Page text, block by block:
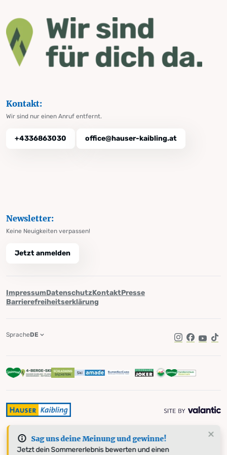
Sag uns deine Meinung und gewinne!
Jetzt dein Sommererlebnis bewerten und einen
Kontakt:
Wir sind nur einen Anruf entfernt.
+4336863030 office@hauser-kaibling.at
Newsletter:
Keine Neuigkeiten verpassen!
Jetzt anmelden
ImpressumDatenschutzKontaktPresse
Barrierefreiheitserklärung
Instagram
Facebook
SpracheDE